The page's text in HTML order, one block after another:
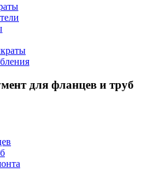
для фланцев и труб